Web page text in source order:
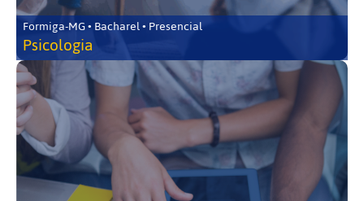
Formiga-MG • Bacharel • Presencial
Psicologia